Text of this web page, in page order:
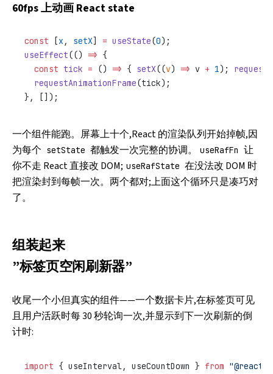
60fps 上动画 React state
const [x, setX] = useState(0);
useEffect(() => {
  const
tick = () => { setX((v) => v + 1);
  requestAnimationFrame
(tick);
}, []);
一个组件能跑。屏幕上十个,React 的渲染队列开始掉帧,因
为每个 setState 都触发一次完整的协调。 useRafFn 让
你不走 React 直接改 DOM; useRafState 在没法改 DOM 时
把渲染封到每帧一次。两个都对;上面这个循环只是凑巧对
了。
组装起来
”标签页空闲刷新器”
收尾一个小但真实的组件——一个数据卡片,在标签页可见
且用户活跃时每 30 秒轮询一次,并显示到下一次刷新的倒
计时:
import { useInterval, useCountDown } from